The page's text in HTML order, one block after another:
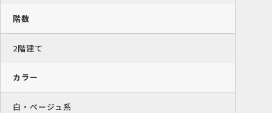
階数
2階建て
カラー
白・ベージュ系